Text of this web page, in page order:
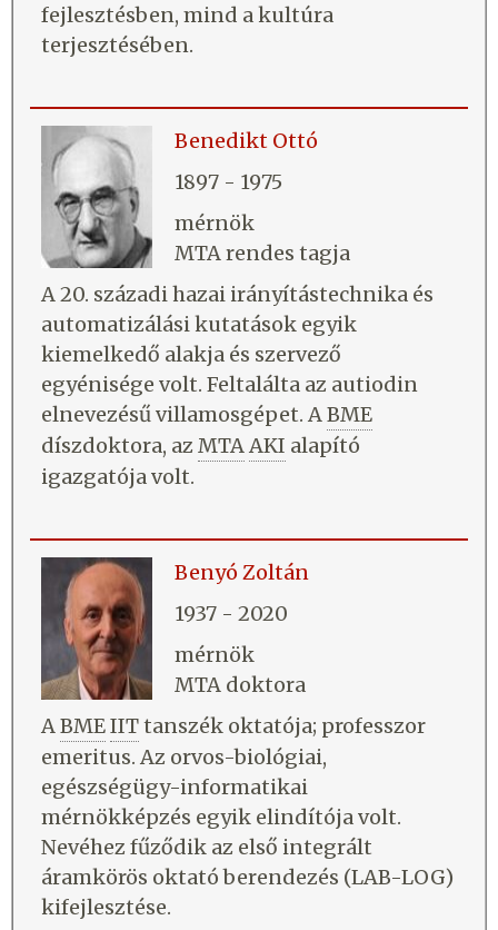
fejlesztésben, mind a kultúra
terjesztésében.
Benedikt Ottó
1897 - 1975
mérnök
MTA rendes tagja
A 20. századi hazai irányítástechnika és
automatizálási kutatások egyik
kiemelkedő alakja és szervező
egyénisége volt. Feltalálta az autiodin
elnevezésű villamosgépet. ABME
díszdoktora, az MTAAKI alapító
igazgatója volt.
Benyó Zoltán
1937 - 2020
mérnök
MTA doktora
ABMEIITtanszék oktatója; professzor
emeritus. Az orvos-biológiai,
egészségügy-informatikai
mérnökképzés egyik elindítója volt.
Nevéhez fűződik az első integrált
áramkörös oktató berendezés (LAB-LOG)
kifejlesztése.